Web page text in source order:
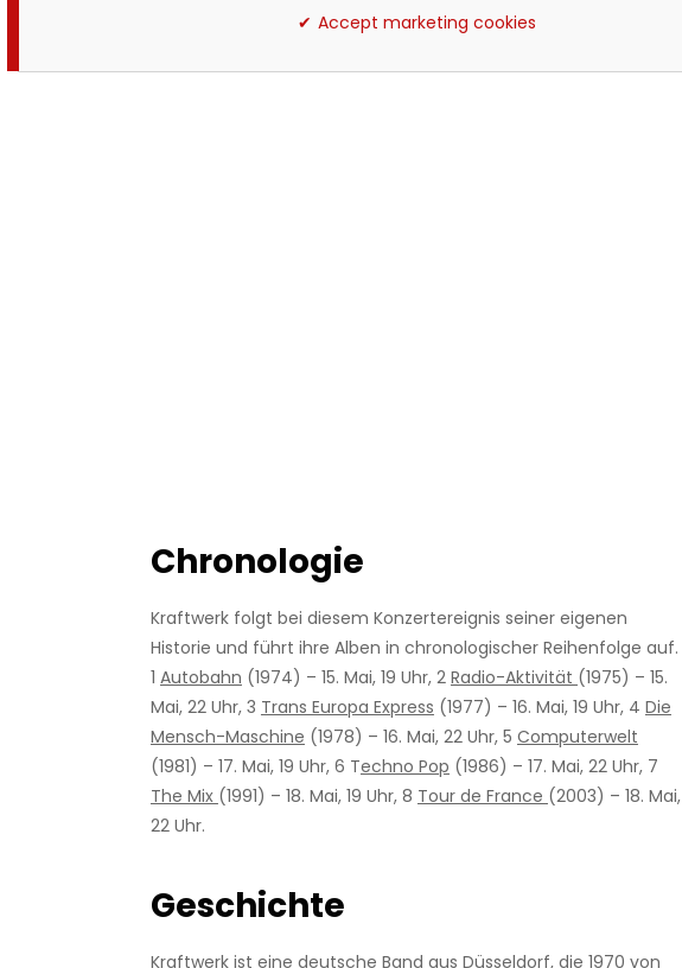
Accept marketing cookies
Chronologie
Kraftwerk folgt bei diesem Konzertereignis seiner eigenen
Historie und führt ihre Alben in chronologischer Reihenfolge auf.
1 Autobahn (1974) – 15. Mai, 19 Uhr, 2 Radio-Aktivität (1975) – 15.
Mai, 22 Uhr, 3 Trans Europa Express (1977) – 16. Mai, 19 Uhr, 4 Die
Mensch-Maschine (1978) – 16. Mai, 22 Uhr, 5 Computerwelt
(1981) – 17. Mai, 19 Uhr, 6 Techno Pop (1986) – 17. Mai, 22 Uhr, 7
The Mix (1991) – 18. Mai, 19 Uhr, 8 Tour de France (2003) – 18. Mai,
22 Uhr.
Geschichte
Kraftwerk ist eine deutsche Band aus Düsseldorf, die 1970 von